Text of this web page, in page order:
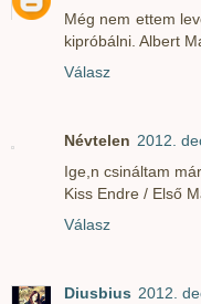
Még nem ettem
kipróbálni. Albert
Válasz
Névtelen 2012.
Ige,n csináltam
Kiss Endre / Első
Válasz
Diusbius 2012.